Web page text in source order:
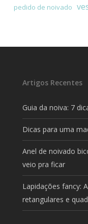
pedido de noivado
Artigos Recentes
Guia da noiva: 7
Dicas para uma
Anel de noivado
veio pra ficar
Lapidações fancy:
retangulares e